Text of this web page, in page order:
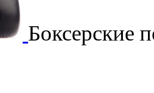
Боксерские